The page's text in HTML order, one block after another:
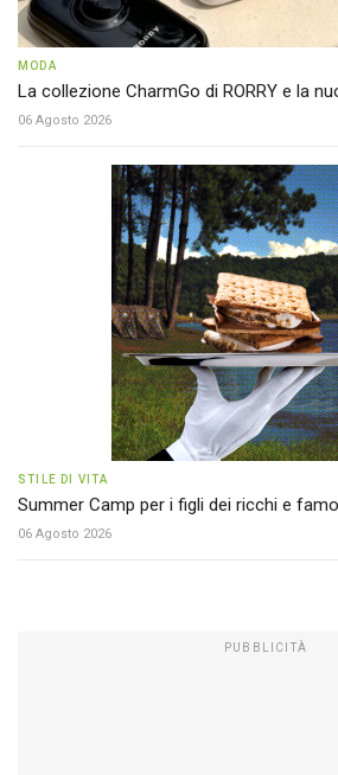
MODA
La collezione CharmGo di RORRY e la
06 Agosto 2026
STILE DI VITA
Summer Camp per i figli dei ricchi e
06 Agosto 2026
PUBBLICITÀ